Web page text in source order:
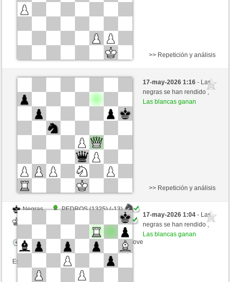
Negras
AGUILILLO3515 (1255) (-10)
Tiempo: 10 minutes/side + 0 seconds/move
Esta partida es por puntos
>> Repetición y análisis
17-may-2026 1:16- Las
negras se han rendido ,
Las blancas ganan
Negras
PEDROS (1325) (-13)
mario39 (1382) (+13)
Tiempo: 10 minutes/side + 0 seconds/move
Esta partida es por puntos
>> Repetición y análisis
17-may-2026 1:04- Las
negras se han rendido ,
Las blancas ganan